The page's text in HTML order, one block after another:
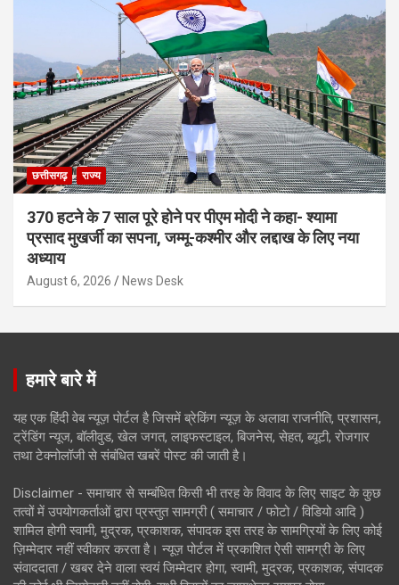
छत्तीसगढ़ राज्य
370 हटने के 7 साल पूरे होने पर पीएम मोदी ने कहा- श्यामा
प्रसाद मुखर्जी का सपना, जम्मू-कश्मीर और लद्दाख के लिए नया
अध्याय
August 6, 2026 News Desk
हमारे बारे में
यह एक हिंदी वेब न्यूज़ पोर्टल है जिसमें ब्रेकिंग न्यूज़ के अलावा राजनीति, प्रशासन,
ट्रेंडिंग न्यूज, बॉलीवुड, खेल जगत, लाइफस्टाइल, बिजनेस, सेहत, ब्यूटी, रोजगार
तथा टेक्नोलॉजी से संबंधित खबरें पोस्ट की जाती है।
Disclaimer - समाचार से सम्बंधित किसी भी तरह के विवाद के लिए साइट के कुछ
तत्वों में उपयोगकर्ताओं द्वारा प्रस्तुत सामग्री ( समाचार / फोटो / विडियो आदि )
शामिल होगी स्वामी, मुद्रक, प्रकाशक, संपादक इस तरह के सामग्रियों के लिए कोई
ज़िम्मेदार नहीं स्वीकार करता है। न्यूज़ पोर्टल में प्रकाशित ऐसी सामग्री के लिए
संवाददाता / खबर देने वाला स्वयं जिम्मेदार होगा, स्वामी, मुद्रक, प्रकाशक, संपादक